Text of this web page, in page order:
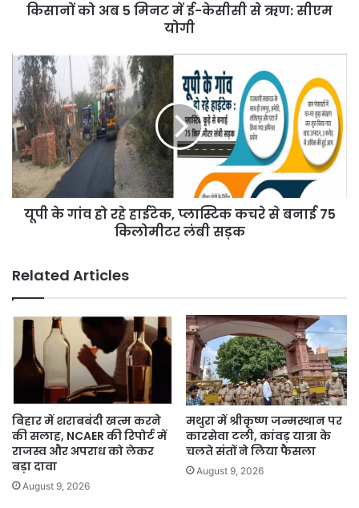
ऋण:किसानों को अब 5 मिनट में ई-केसीसी से ऋण: सीएम
योगी
यूपी
के
गांव
हो
रहे
हाईटेक,
प्लास्टिक
कचरे
से
बनाई
सड़क
यूपी के गांव हो रहे हाईटेक, प्लास्टिक कचरे से बनाई 75
किलोमीटर लंबी सड़क
Related Articles
बिहार में शराबबंदी खत्म करने
की सलाह, NCAER की रिपोर्ट में
राजस्व और अपराध को लेकर
बड़ा दावा
August 9, 2026
मथुरा में श्रीकृष्ण जन्मस्थान पर
कारसेवा टली, कांवड़ यात्रा के
चलते संतों ने लिया फैसला
August 9, 2026